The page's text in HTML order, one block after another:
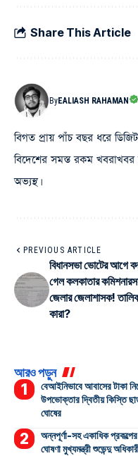
Share This Article
ByEALIASH RAHAMAN
বিগত প্রায় পাঁচ বছর ধরে
বিদেশের সমস্ত রকম
অভ্যস্থ।
PREVIOUS ARTICLE
বিধানসভা ভোটের আগে
গেল কলকাতার
জেলার জেলাশাসক!
কারা?
আরও পড়ুন
বেআইনিভাবে আবাসের টাকা
উপভোক্তার দ্বিতীয় কিস্তি
ঘোষের
অন্নপূর্ণা-সহ একাধিক
ঘোষণা মুখ্যমন্ত্রী শুভেন্দু